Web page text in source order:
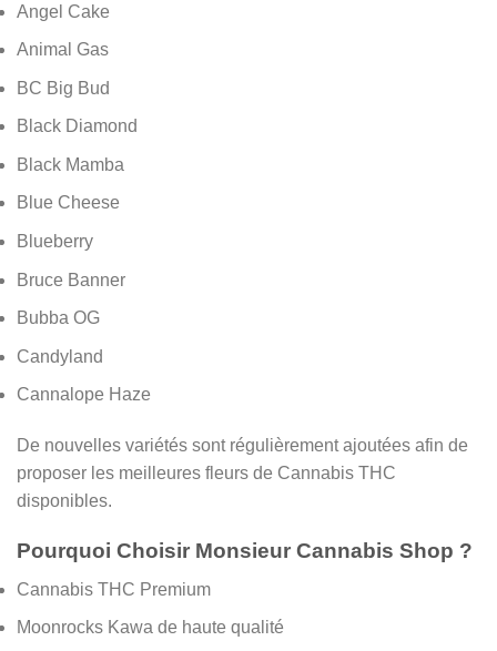
Angel Cake
Animal Gas
BC Big Bud
Black Diamond
Black Mamba
Blue Cheese
Blueberry
Bruce Banner
Bubba OG
Candyland
Cannalope Haze
De nouvelles variétés sont régulièrement ajoutées afin de
proposer les meilleures fleurs de Cannabis THC
disponibles.
Pourquoi Choisir Monsieur Cannabis Shop ?
Cannabis THC Premium
Moonrocks Kawa de haute qualité